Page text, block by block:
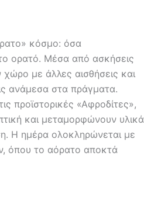
κόσμο: όσα
ορατό. Μέσα από ασκήσεις
με άλλες αισθήσεις και
ανάμεσα στα πράγματα.
προϊστορικές «Αφροδίτες»,
και μεταμορφώνουν υλικά
Η ημέρα ολοκληρώνεται με
όπου το αόρατο αποκτά